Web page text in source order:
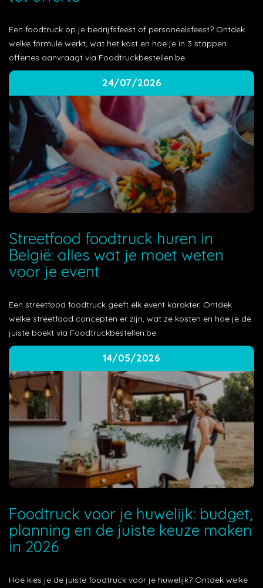
Een foodtruck op je bedrijfsfeest of personeelsfeest? Ontdek
welke formule werkt, wat het kost en hoe je in 3 stappen
offertes aanvraagt via Foodtruckbestellen.be.
24/07/2026
Streetfood foodtruck huren in
België: alles wat je moet weten
voor je event
Een streetfood foodtruck geeft elk event karakter. Ontdek
welke streetfood concepten er zijn, wat ze kosten en hoe je de
juiste boekt via Foodtruckbestellen.be.
14/05/2026
Foodtruck voor je huwelijk: budget,
planning en de juiste keuze maken
in 2026
Hoe kies je de juiste foodtruck voor je huwelijk? Ontdek welke